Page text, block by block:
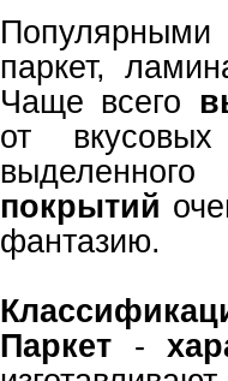
паркет,
Чаще всего
от
покрытий
фантазию.
Паркет -